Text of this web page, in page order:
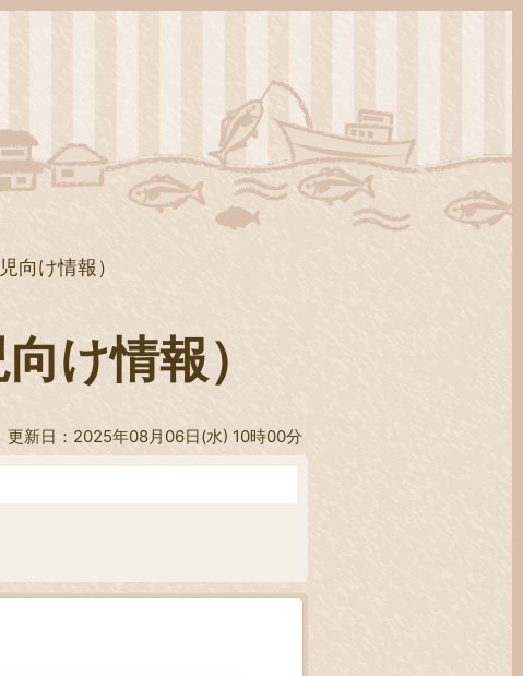
向け情報）
け情報）
更新日：2025年08月06日(水) 10時00分